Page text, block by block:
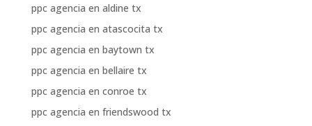
ppc agencia en aldine tx
ppc agencia en atascocita tx
ppc agencia en baytown tx
ppc agencia en bellaire tx
ppc agencia en conroe tx
ppc agencia en friendswood tx